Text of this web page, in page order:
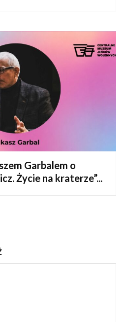
Garbalem o
Życie na kraterze”...